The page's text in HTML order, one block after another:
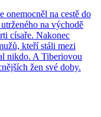
onemocněl na cestě do
na východě
císaře. Nakonec
kteří stáli mezi
nikdo. A Tiberiovou
žen své doby.